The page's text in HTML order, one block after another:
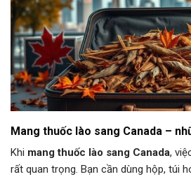
Mang thuốc lào sang Canada –
Khi mang thuốc lào sang Canada,
rất quan trọng. Bạn cần dùng hộp, túi